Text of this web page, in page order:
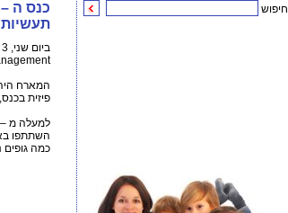
חיפוש
תעשיות
המארח
פיזית
השתתפו
כמה גופים